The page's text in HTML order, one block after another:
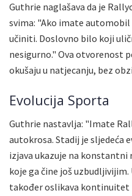
Guthrie naglašava da je
svima: "Ako imate
učiniti. Doslovno bilo koji
nesigurno." Ova otvorenost
okušaju u natjecanju, bez
Evolucija Sporta
Guthrie nastavlja: "Imate
autokrosa. Stadij je sljedeća
izjava ukazuje na konstantni
koje ga čine još
također oslikava kontinuitet